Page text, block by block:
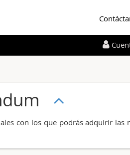
con los que podrás adquirir las